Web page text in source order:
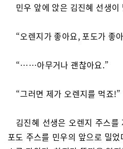
민우 앞에 앉은 김진혜 선생
“오렌지가 좋아요, 포도가 좋
“……아무거나 괜찮아요.”
“그러면 제가 오렌지를 먹죠!”
김진혜 선생은 오렌지 주스
포도 주스를 민우의 앞으로 밀